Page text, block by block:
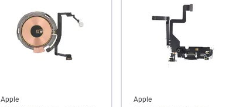
Apple Apple